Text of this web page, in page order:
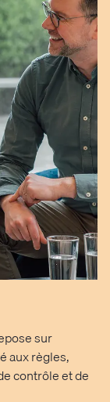
sur
aux règles,
contrôle et de